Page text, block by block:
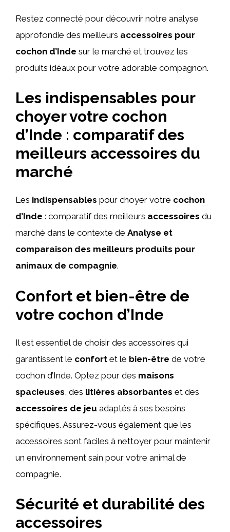
Restez connecté pour découvrir notre analyse
approfondie des meilleurs accessoires pour
cochon d’Inde sur le marché et trouvez les
produits idéaux pour votre adorable compagnon.
Les indispensables pour
choyer votre cochon
d’Inde : comparatif des
meilleurs accessoires du
marché
Les indispensables pour choyer votre cochon
d’Inde : comparatif des meilleurs accessoires du
marché dans le contexte de Analyse et
comparaison des meilleurs produits pour
animaux de compagnie.
Confort et bien-être de
votre cochon d’Inde
Il est essentiel de choisir des accessoires qui
garantissent le confort et le bien-être de votre
cochon d’Inde. Optez pour des maisons
spacieuses , des litières absorbantes et des
accessoires de jeu adaptés à ses besoins
spécifiques. Assurez-vous également que les
accessoires sont faciles à nettoyer pour maintenir
un environnement sain pour votre animal de
compagnie.
Sécurité et durabilité des
accessoires